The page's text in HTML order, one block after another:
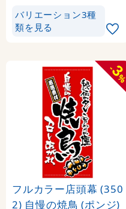
バリエーション3種
類を見る
-
3
%
フルカラー店頭幕 (350
2) 自慢の焼鳥 (ポンジ)